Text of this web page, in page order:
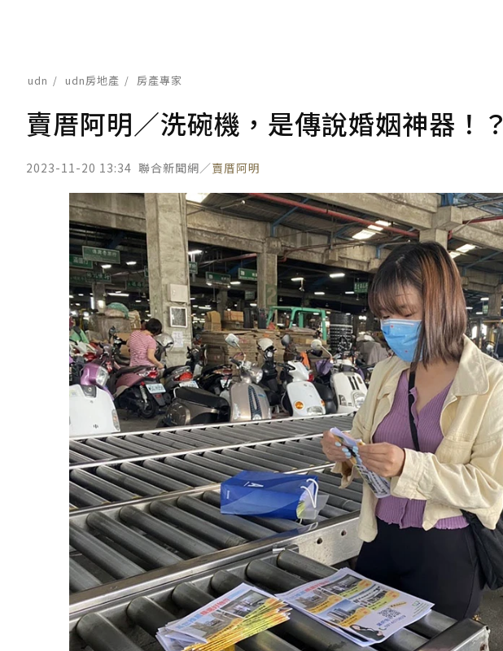
udn udn房地產 房產專家
賣厝阿明／洗碗機，是傳說婚姻神器！？
2023-11-20 13:34 聯合新聞網／賣厝阿明